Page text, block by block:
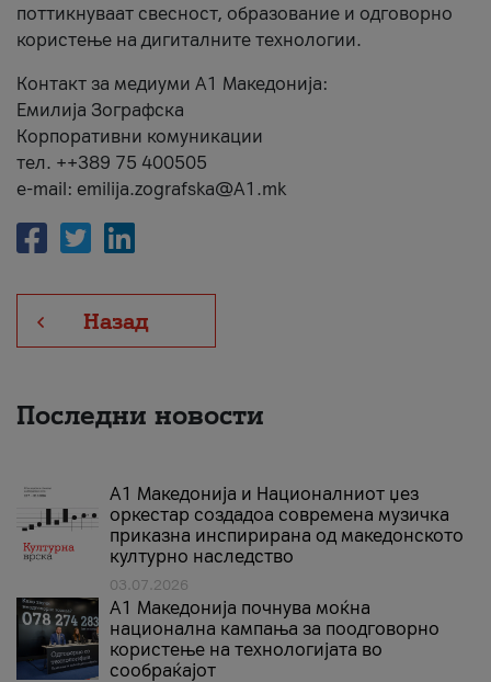
поттикнуваат свесност, образование и одговорно
користење на дигиталните технологии.
Контакт за медиуми А1 Македонија:
Емилија Зографска
Корпоративни комуникации
тел. ++389 75 400505
e-mail: emilija.zografska@A1.mk
Назад
Последни новости
А1 Македонија и Националниот џез
оркестар создадоа современа музичка
приказна инспирирана од македонското
културно наследство
03.07.2026
A1 Македонија почнува моќна
национална кампања за поодговорно
користење на технологијата во
сообраќајот